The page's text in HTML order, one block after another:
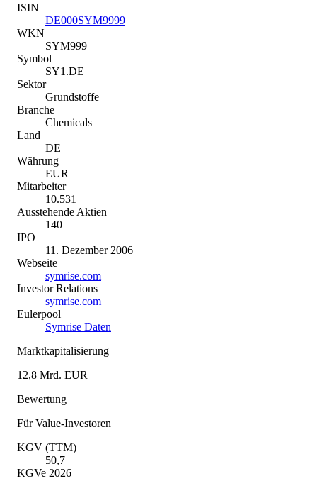
ISIN
DE000SYM9999
WKN
SYM999
Symbol
SY1.DE
Sektor
Grundstoffe
Branche
Chemicals
Land
DE
Währung
EUR
Mitarbeiter
10.531
Ausstehende Aktien
140
IPO
11. Dezember 2006
Webseite
symrise.com
Investor Relations
symrise.com
Eulerpool
Symrise Daten
Marktkapitalisierung
12,8 Mrd. EUR
Bewertung
Für Value-Investoren
KGV (TTM)
50,7
KGVe 2026